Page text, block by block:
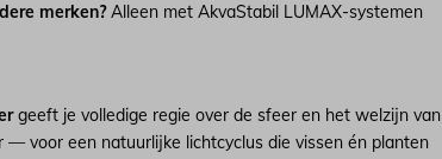
merken?Alleen met AkvaStabil LUMAX-systemen
geeft je volledige regie over de sfeer en het welzijn van
— voor een natuurlijke lichtcyclus die vissen én planten